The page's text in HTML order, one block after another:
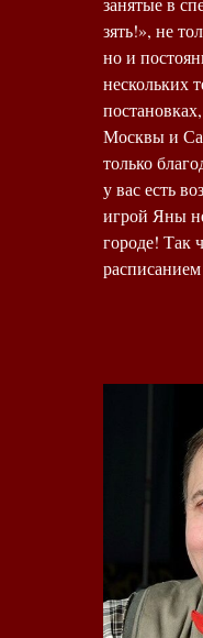
зять!», не
но и
нескольких
Москвы и
только
у вас есть
игрой Яны
городе! Так